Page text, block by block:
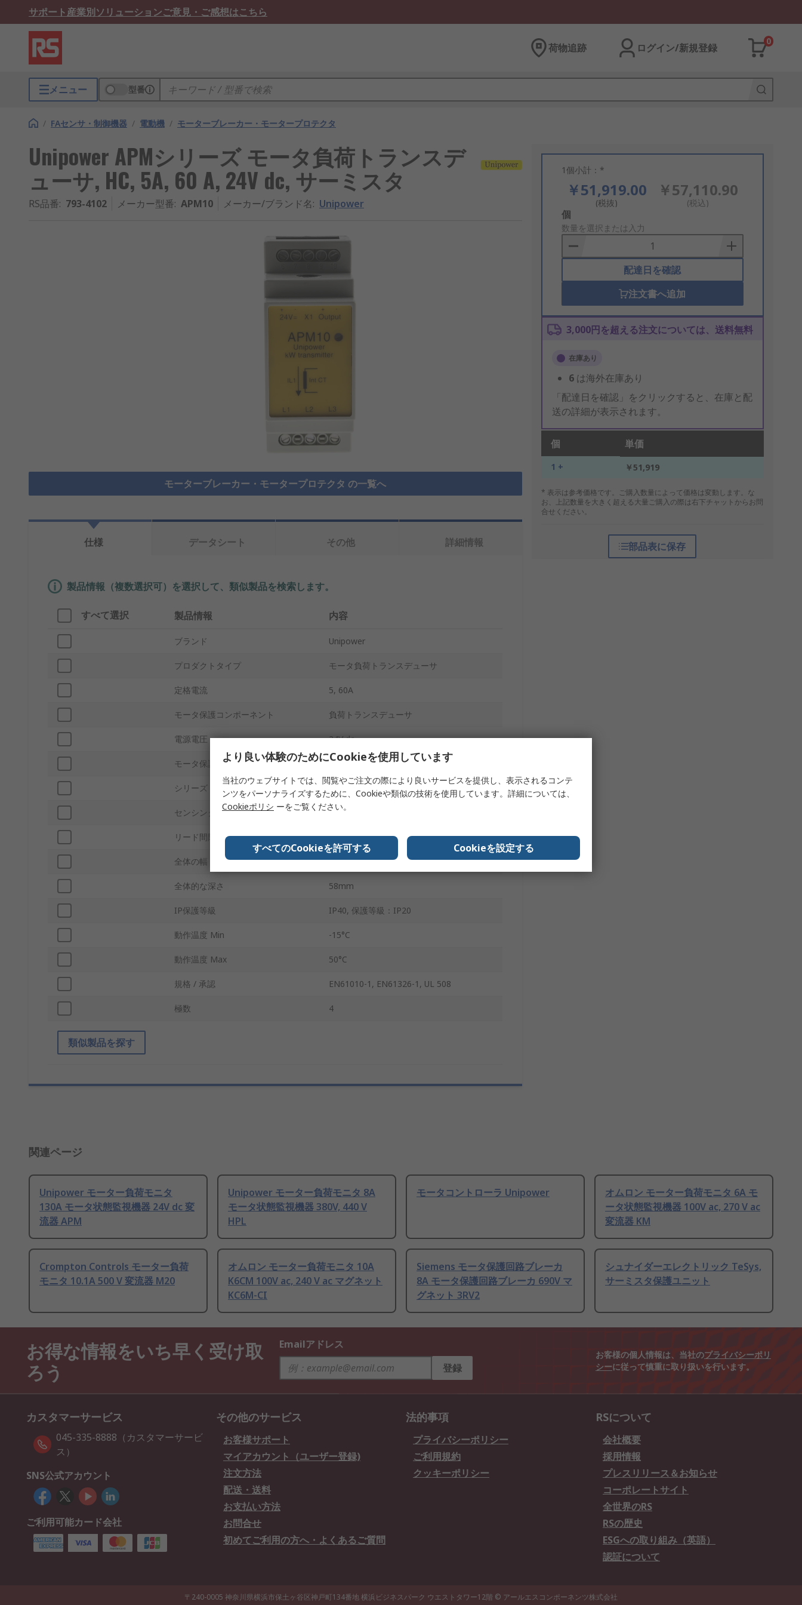
サポート産業別ソリューションご意見・ご感想はこちら
荷物追跡 ログイン/新規登録
0
メニュー 型番
/ FAセンサ・制御機器 / 電動機 / モーターブレーカー・モータープロテクタ
Unipower APMシリーズ モータ負荷トランスデ
ューサ, HC, 5A, 60 A, 24V dc, サーミスタ
RS品番: 793-4102 メーカー型番: APM10 メーカー/ブランド名: Unipower
モーターブレーカー・モータープロテクタ の一覧へ
1個小計：*
￥51,919.00
(税抜)
￥57,110.90
(税込)
Add
to
Basket
個
数量を選択または入力
配達日を確認
注文書へ追加
3,000円を超える注文については、送料無料
在庫あり
6 は海外在庫あり
「配達日を確認」をクリックすると、在庫と配
送の詳細が表示されます。
個 単価
1 + ￥51,919
* 表示は参考価格です。ご購入数量によって価格は変動します。な
お、上記数量を大きく超える大量ご購入の際は右下チャットからお問
合せください。
部品表に保存
仕様 データシート その他 詳細情報
製品情報（複数選択可）を選択して、類似製品を検索します。
すべて選択 製品情報 内容
ブランド Unipower
プロダクトタイプ モータ負荷トランスデューサ
定格電流 5, 60A
モータ保護コンポーネント 負荷トランスデューサ
電源電圧 24V dc
モータ保護システム HC
シリーズ APM
センシングタイプ サーミスタ
リード間隔 86mm
全体の幅 36mm
全体的な深さ 58mm
IP保護等級 IP40, 保護等級：IP20
動作温度 Min -15°C
動作温度 Max 50°C
規格 / 承認 EN61010-1, EN61326-1, UL 508
極数 4
類似製品を探す
関連ページ
Unipower モーター負荷モニタ
130A モータ状態監視機器 24V dc 変
流器 APM
Unipower モーター負荷モニタ 8A
モータ状態監視機器 380V, 440 V
HPL
モータコントローラ Unipower
オムロン モーター負荷モニタ 6A モ
ータ状態監視機器 100V ac, 270 V ac
変流器 KM
Crompton Controls モーター負荷
モニタ 10.1A 500 V 変流器 M20
オムロン モーター負荷モニタ 10A
K6CM 100V ac, 240 V ac マグネット
KC6M-CI
Siemens モータ保護回路ブレーカ
8A モータ保護回路ブレーカ 690V マ
グネット 3RV2
シュナイダーエレクトリック TeSys,
サーミスタ保護ユニット
お得な情報をいち早く受け取
ろう
Emailアドレス
登録
お客様の個人情報は、当社のプライバシーポリ
シーに従って慎重に取り扱いを行います。
カスタマーサービス
045-335-8888（カスタマーサービ
ス）
SNS公式アカウント
ご利用可能カード会社
その他のサービス
お客様サポート
マイアカウント（ユーザー登録)
注文方法
配送・送料
お支払い方法
お問合せ
初めてご利用の方へ・よくあるご質問
法的事項
プライバシーポリシー
ご利用規約
クッキーポリシー
RSについて
会社概要
採用情報
プレスリリース＆お知らせ
コーポレートサイト
全世界のRS
RSの歴史
ESGへの取り組み（英語）
認証について
〒240-0005 神奈川県横浜市保土ヶ谷区神戸町134番地 横浜ビジネスパーク ウエストタワー12階 © アールエスコンポーネンツ株式会社
より良い体験のためにCookieを使用しています
当社のウェブサイトでは、閲覧やご注文の際により良いサービスを提供し、表示されるコンテ
ンツをパーソナライズするために、Cookieや類似の技術を使用しています。詳細については、
Cookieポリシ ーをご覧ください。
すべてのCookieを許可する Cookieを設定する